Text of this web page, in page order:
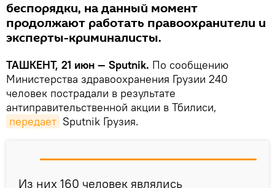
беспорядки, на данный момент
продолжают работать правоохранители и
эксперты-криминалисты.
ТАШКЕНТ, 21 июн — Sputnik. По сообщению
Министерства здравоохранения Грузии 240
человек пострадали в результате
антиправительственной акции в Тбилиси,
передает Sputnik Грузия.
Из них 160 человек являлись